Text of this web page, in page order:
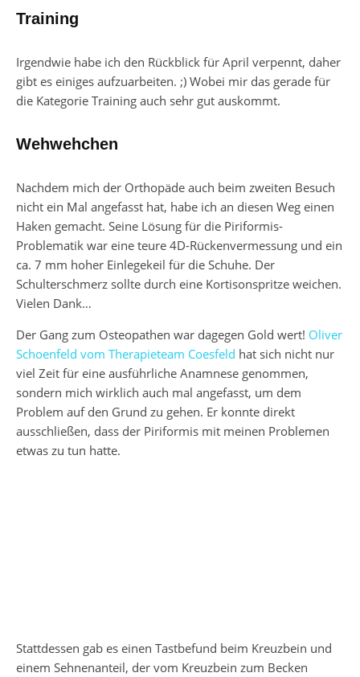
Training
Irgendwie habe ich den Rückblick für April verpennt, daher
gibt es einiges aufzuarbeiten. ;) Wobei mir das gerade für
die Kategorie Training auch sehr gut auskommt.
Wehwehchen
Nachdem mich der Orthopäde auch beim zweiten Besuch
nicht ein Mal angefasst hat, habe ich an diesen Weg einen
Haken gemacht. Seine Lösung für die Piriformis-
Problematik war eine teure 4D-Rückenvermessung und ein
ca. 7 mm hoher Einlegekeil für die Schuhe. Der
Schulterschmerz sollte durch eine Kortisonspritze weichen.
Vielen Dank…
Der Gang zum Osteopathen war dagegen Gold wert! Oliver
Schoenfeld vom Therapieteam Coesfeld hat sich nicht nur
viel Zeit für eine ausführliche Anamnese genommen,
sondern mich wirklich auch mal angefasst, um dem
Problem auf den Grund zu gehen. Er konnte direkt
ausschließen, dass der Piriformis mit meinen Problemen
etwas zu tun hatte.
Stattdessen gab es einen Tastbefund beim Kreuzbein und
einem Sehnenanteil, der vom Kreuzbein zum Becken